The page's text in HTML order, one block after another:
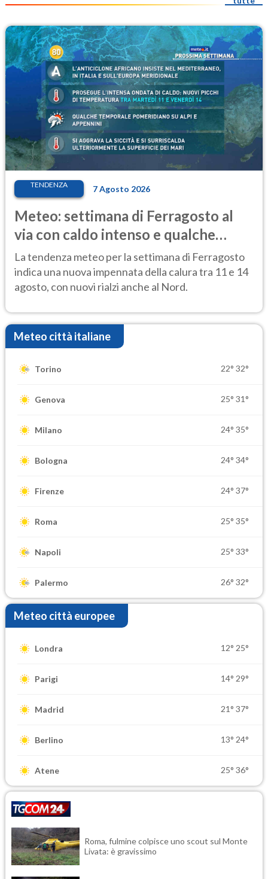
TENDENZA 7 Agosto 2026
Meteo: settimana di Ferragosto al
via con caldo intenso e qualche
temporale
La tendenza meteo per la settimana di Ferragosto
indica una nuova impennata della calura tra 11 e 14
agosto, con nuovi rialzi anche al Nord.
Meteo città italiane
Torino 22° 32°
Genova 25° 31°
Milano 24° 35°
Bologna 24° 34°
Firenze 24° 37°
Roma 25° 35°
Napoli 25° 33°
Palermo 26° 32°
Meteo città europee
Londra 12° 25°
Parigi 14° 29°
Madrid 21° 37°
Berlino 13° 24°
Atene 25° 36°
Roma, fulmine colpisce uno scout sul Monte
Livata: è gravissimo